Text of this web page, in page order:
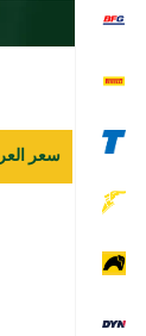
سعر العرض